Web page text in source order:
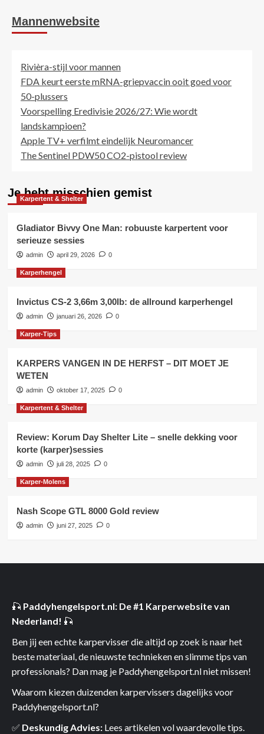
Mannenwebsite
Rivièra-stijl voor mannen
FDA keurt eerste mRNA-griepvaccin ooit goed voor
50-plussers
Voorspelling Eredivisie 2026/27: Wie wordt
landskampioen?
Apple TV+ verfilmt eindelijk Neuromancer
The Sentinel PDW50 CO2-pistool review
Je hebt misschien gemist
Karpertent & Shelter
Gladiator Bivvy One Man: robuuste karpertent voor
serieuze sessies
admin april 29, 2026 0
Karperhengel
Invictus CS-2 3,66m 3,00lb: de allround karperhengel
admin januari 26, 2026 0
Karper-Tips
KARPERS VANGEN IN DE HERFST – DIT MOET JE
WETEN
admin oktober 17, 2025 0
Karpertent & Shelter
Review: Korum Day Shelter Lite – snelle dekking voor
korte (karper)­sessies
admin juli 28, 2025 0
Karper-Molens
Nash Scope GTL 8000 Gold review
admin juni 27, 2025 0
🎣 Paddyhengelsport.nl: De #1 Karperwebsite van
Nederland! 🎣
Ben jij een echte karpervisser die altijd op zoek is naar het
beste materiaal, de nieuwste technieken en slimme tips van
professionals? Dan mag je Paddyhengelsport.nl niet missen!
Waarom kiezen duizenden karpervissers dagelijks voor
Paddyhengelsport.nl?
✅ Deskundig Advies: Lees artikelen vol waardevolle tips.